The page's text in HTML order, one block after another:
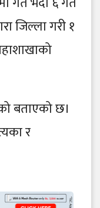
जिल्ला गरी १
बताएको छ।
र